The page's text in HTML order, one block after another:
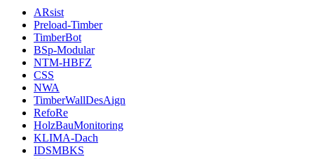
ARsist
Preload-Timber
TimberBot
BSp-Modular
NTM-HBFZ
CSS
NWA
TimberWallDesAign
RefoRe
HolzBauMonitoring
KLIMA-Dach
IDSMBKS